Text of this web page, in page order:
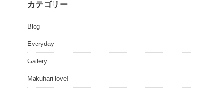
カテゴリー
Blog
Everyday
Gallery
Makuhari love!